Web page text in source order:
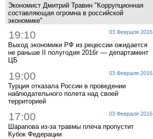
Экономист Дмитрий Травин "Коррупционная
составляющая огромна в российской
экономике"
03 Февраля 2016
19:10
Выход экономики РФ из рецессии ожидается
не раньше II полугодия 2016г — департамент
ЦБ
03 Февраля 2016
19:00
Турция отказала России в проведении
наблюдательного полета над своей
территорией
03 Февраля 2016
17:00
Шарапова из-за травмы плеча пропустит
Кубок Федерации